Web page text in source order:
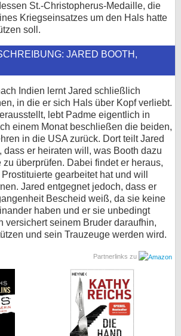
St.-Christopherus-Medaille, die
Kriegseinsatzes um den Hals hatte
soll.
JARED BOOTH,
Indien lernt Jared schließlich
in die er sich Hals über Kopf verliebt.
lebt Padme eigentlich in
einem Monat beschließen die beiden,
in die USA zurück. Dort teilt Jared
dass er heiraten will, was Booth dazu
überprüfen. Dabei findet er heraus,
gearbeitet hat und will
Jared entgegnet jedoch, dass er
Bescheid weiß, da sie keine
haben und er sie unbedingt
versichert seinem Bruder daraufhin,
und sein Trauzeuge werden wird.
Partnerlinks zu